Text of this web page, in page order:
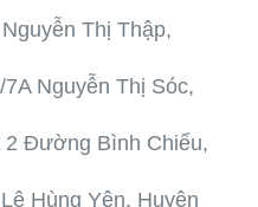
Thị Thập,
Nguyễn Thị Sóc,
Đường Bình Chiểu,
Hùng Yên, Huyện